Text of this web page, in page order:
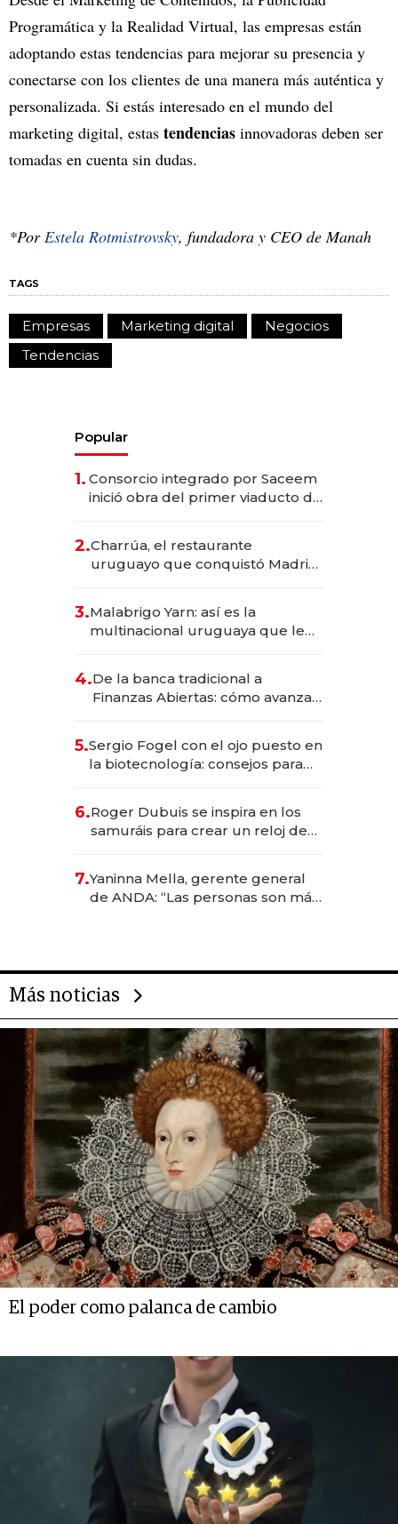
Programática y la Realidad Virtual, las empresas están
adoptando estas tendencias para mejorar su presencia y
conectarse con los clientes de una manera más auténtica y
personalizada. Si estás interesado en el mundo del
marketing digital, estas tendencias innovadoras deben ser
tomadas en cuenta sin dudas.
*PorEstela Rotmistrovsky, fundadora y CEO de Manah
TAGS
Empresas Marketing digital
Negocios
Tendencias
Popular
1. Consorcio integrado por Saceem
inició obra del primer viaducto de
millones
2.Charrúa, el restaurante
uruguayo que conquistó Madrid:
anticipación y prepara apertura
3.Malabrigo Yarn: así es la
multinacional uruguaya que le
4.De la banca tradicional a
Finanzas Abiertas: cómo avanza
5.Sergio Fogel con el ojo puesto en
la biotecnología: consejos para
6.Roger Dubuis se inspira en los
samuráis para crear un reloj de
7.Yaninna Mella, gerente general
de ANDA: “Las personas son más
Más noticias
El poder como palanca de cambio